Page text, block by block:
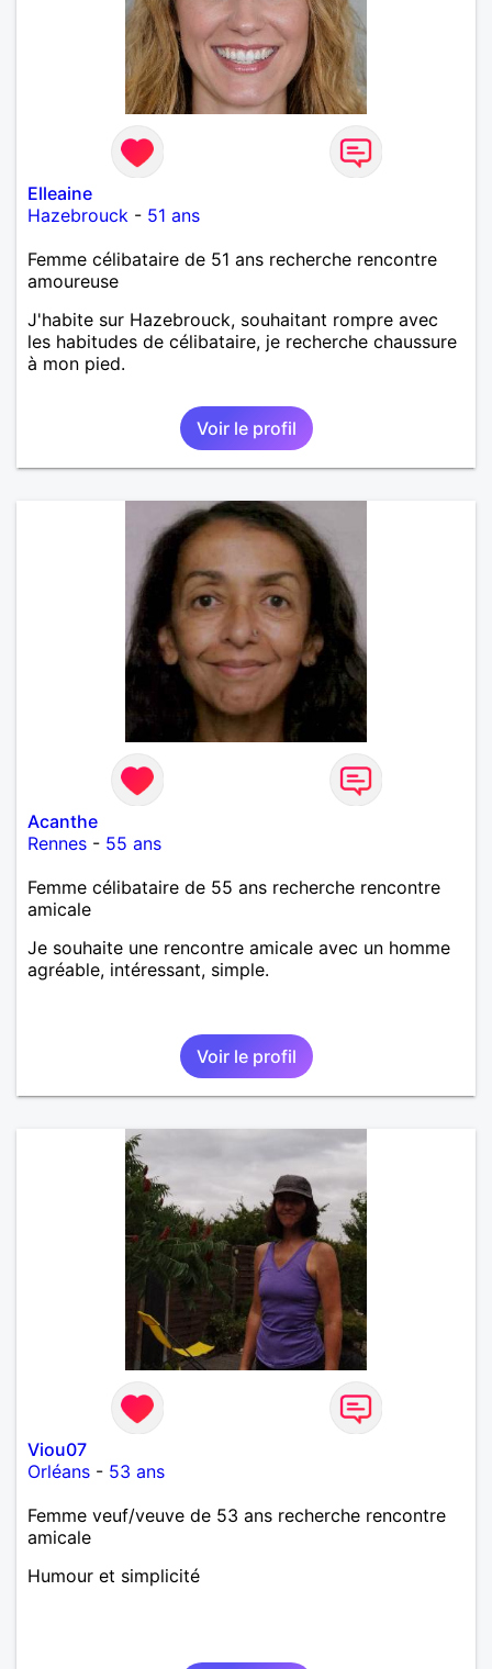
Elleaine
Hazebrouck - 51 ans
Femme célibataire de 51 ans recherche rencontre
amoureuse
J'habite sur Hazebrouck, souhaitant rompre avec
les habitudes de célibataire, je recherche chaussure
à mon pied.
Voir le profil
Acanthe
Rennes - 55 ans
Femme célibataire de 55 ans recherche rencontre
amicale
Je souhaite une rencontre amicale avec un homme
agréable, intéressant, simple.
Voir le profil
Viou07
Orléans - 53 ans
Femme veuf/veuve de 53 ans recherche rencontre
amicale
Humour et simplicité